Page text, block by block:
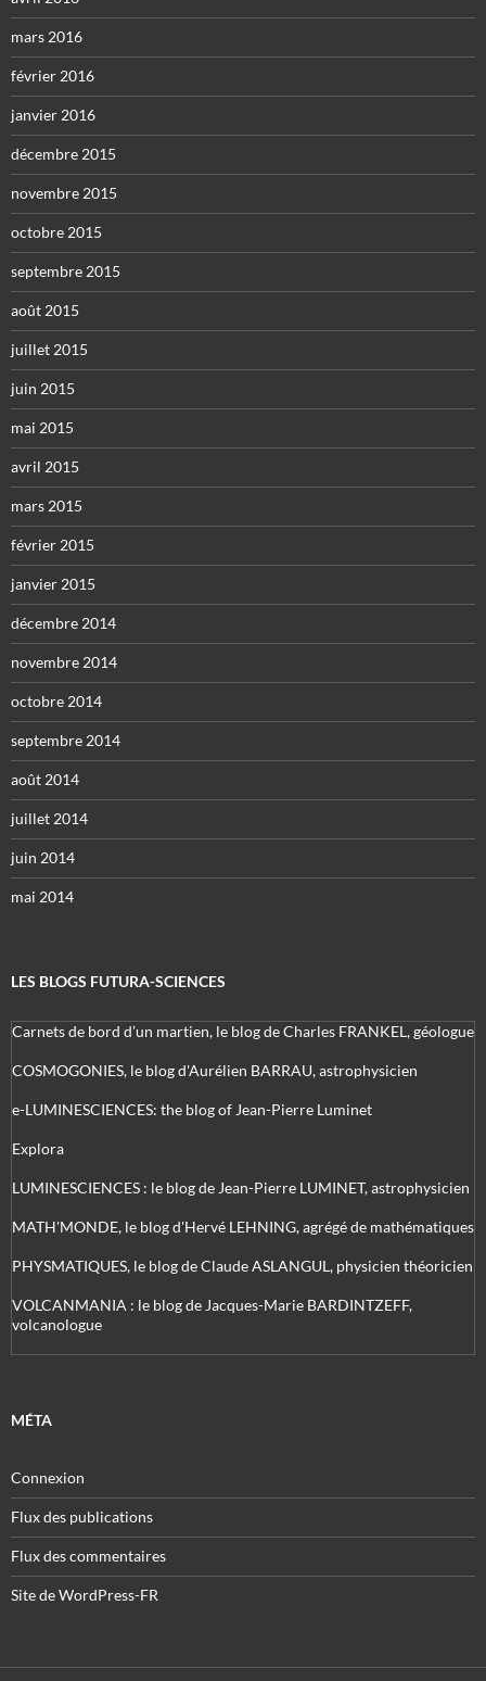
mars 2016
février 2016
janvier 2016
décembre 2015
novembre 2015
octobre 2015
septembre 2015
août 2015
juillet 2015
juin 2015
mai 2015
avril 2015
mars 2015
février 2015
janvier 2015
décembre 2014
novembre 2014
octobre 2014
septembre 2014
août 2014
juillet 2014
juin 2014
mai 2014
LES BLOGS FUTURA-SCIENCES
Carnets de bord d’un martien, le blog de Charles FRANKEL, géologue
COSMOGONIES, le blog d'Aurélien BARRAU, astrophysicien
e-LUMINESCIENCES: the blog of Jean-Pierre Luminet
Explora
LUMINESCIENCES : le blog de Jean-Pierre LUMINET, astrophysicien
MATH'MONDE, le blog d'Hervé LEHNING, agrégé de mathématiques
PHYSMATIQUES, le blog de Claude ASLANGUL, physicien théoricien
VOLCANMANIA : le blog de Jacques-Marie BARDINTZEFF,
volcanologue
MÉTA
Connexion
Flux des publications
Flux des commentaires
Site de WordPress-FR